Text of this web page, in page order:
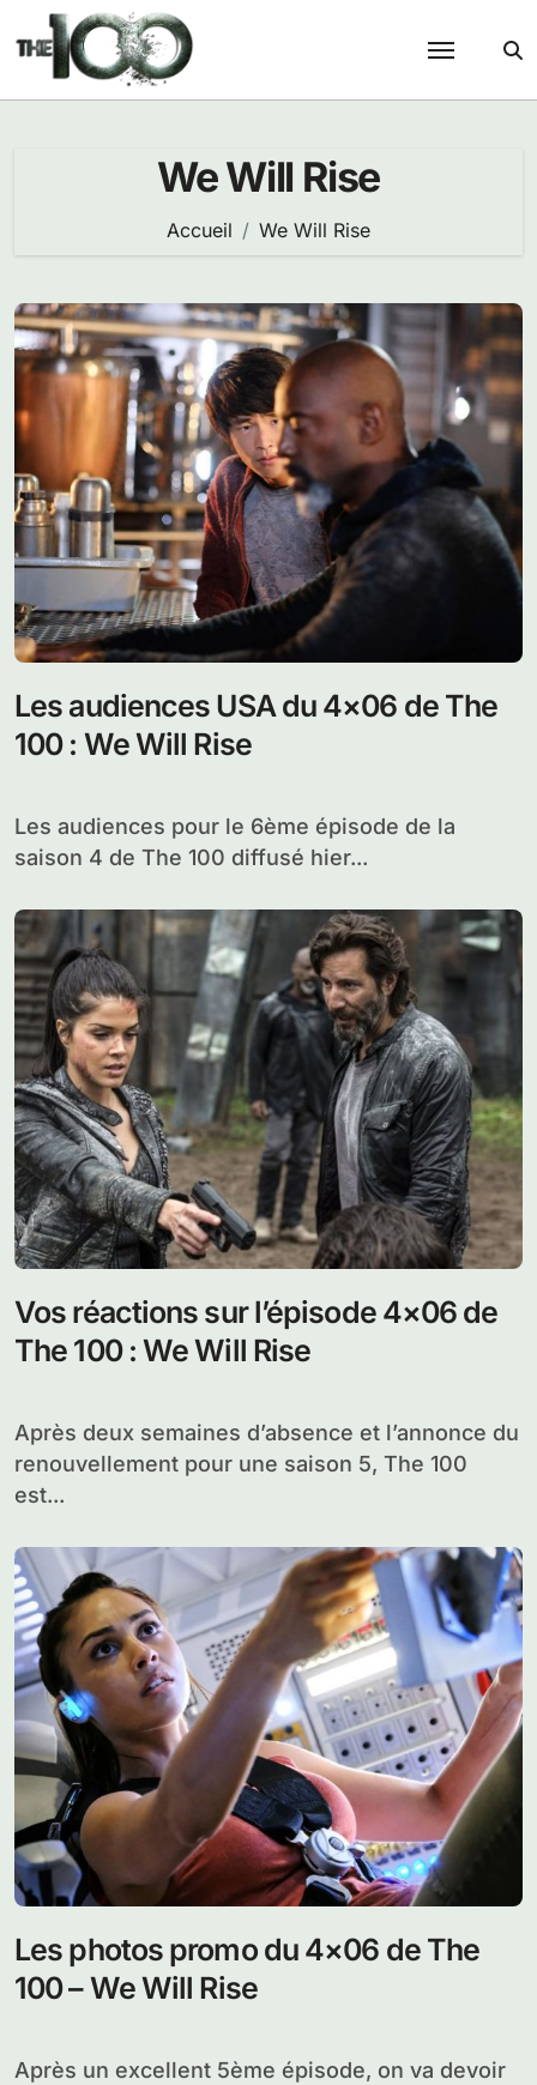
Passer
au
contenu
We Will Rise
Accueil We Will Rise
Les audiences USA du 4×06 de The
100 : We Will Rise
Les audiences pour le 6ème épisode de la
saison 4 de The 100 diffusé hier...
Vos réactions sur l’épisode 4×06 de
The 100 : We Will Rise
Après deux semaines d’absence et l’annonce du
renouvellement pour une saison 5, The 100
est...
Les photos promo du 4×06 de The
100 – We Will Rise
Après un excellent 5ème épisode, on va devoir